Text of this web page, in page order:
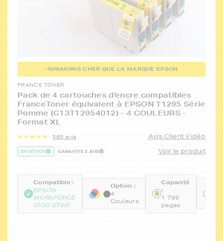
-50%MOINS CHER QUE LA MARQUE EPSON
FRANCE TONER
Pack de 4 cartouches d'encre compatibles
FranceToner équivalent à EPSON T1295 Série
Pomme (C13T12954012) - 4 COULEURS -
Format XL
389 avis Avis Client Vidéo
EN STOCK GARANTIE 2 ANS Voir le produit
Compatible :
EPSON
WORKFORCE
3530 DTWF
Option :
4
Couleurs
Capacité
:
1 795
pages